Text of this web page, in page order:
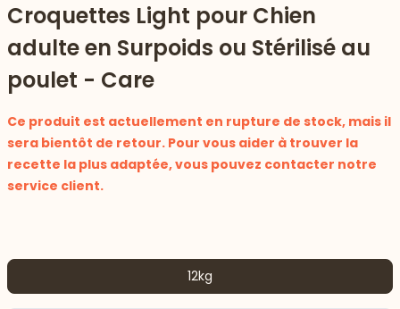
Croquettes Light pour Chien
adulte en Surpoids ou Stérilisé au
poulet - Care
Ce produit est actuellement en rupture de stock, mais il
sera bientôt de retour. Pour vous aider à trouver la
recette la plus adaptée, vous pouvez contacter notre
service client.
12kg